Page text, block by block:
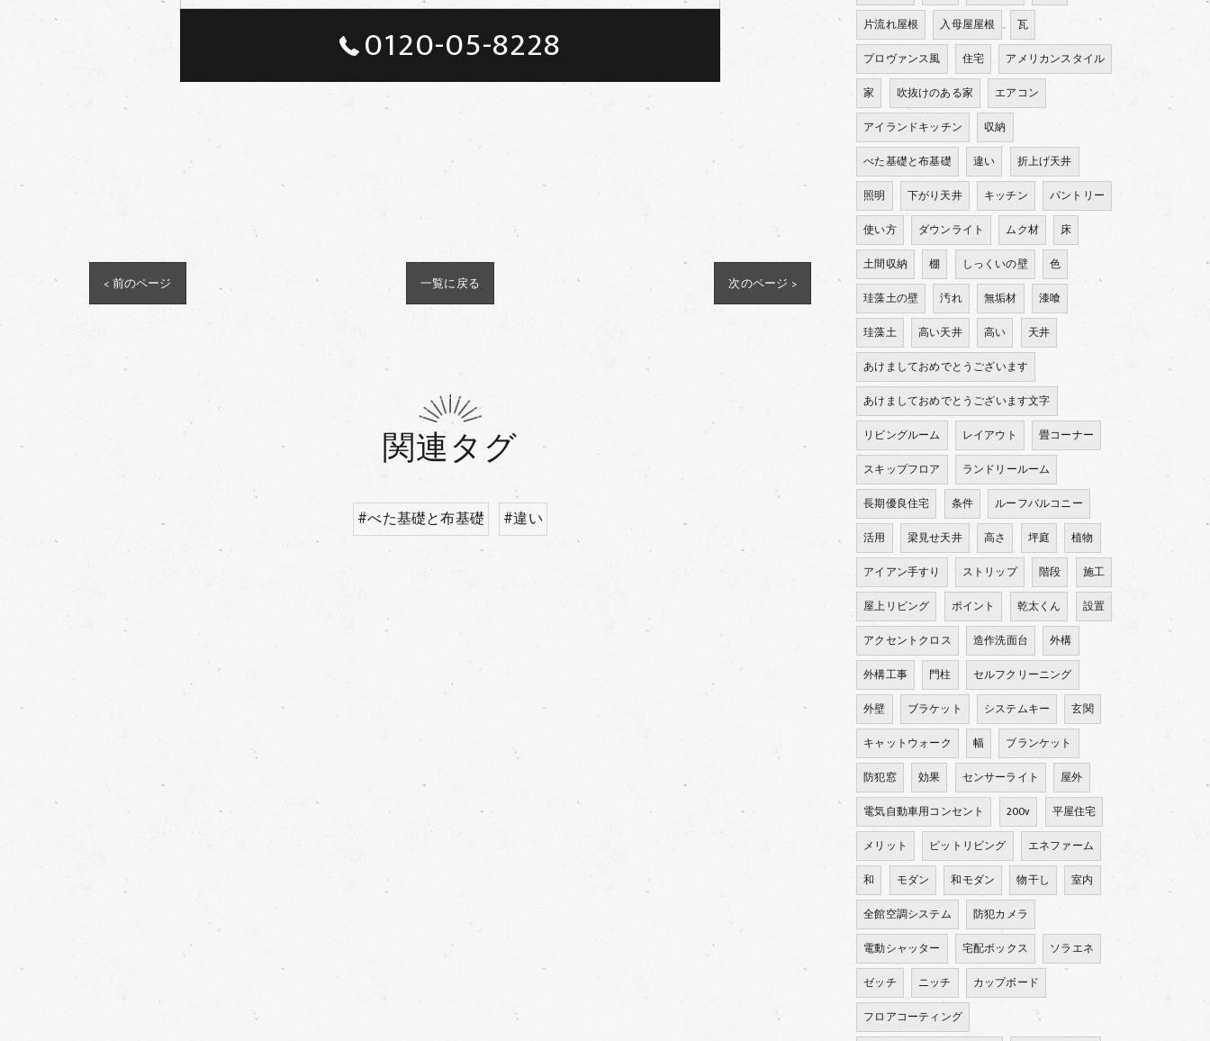
0120-05-8228
< 前のページ 一覧に戻る 次のページ >
関連タグ
#べた基礎と布基礎 #違い
片流れ屋根
入母屋屋根
瓦
プロヴァンス風
住宅
アメリカンスタイル
家
吹抜けのある家
エアコン
アイランドキッチン
収納
べた基礎と布基礎
違い
折上げ天井
照明
下がり天井 キッチン
パントリー
使い方
ダウンライト ムク材
床
土間収納
棚 しっくいの壁
色
珪藻土の壁
汚れ 無垢材
漆喰
珪藻土
高い天井 高い
天井
あけましておめでとうございます
あけましておめでとうございます文字
リビングルーム
レイアウト
畳コーナー
スキップフロア
ランドリールーム
長期優良住宅
条件
ルーフバルコニー
活用
梁見せ天井 高さ 坪庭
植物
アイアン手すり
ストリップ 階段
施工
屋上リビング
ポイント 乾太くん
設置
アクセントクロス
造作洗面台
外構
外構工事
門柱
セルフクリーニング
外壁
ブラケット システムキー
玄関
キャットウォーク
幅
ブランケット
防犯窓
効果 センサーライト
屋外
電気自動車用コンセント
200v
平屋住宅
メリット
ピットリビング
エネファーム
和
モダン 和モダン 物干し
室内
全館空調システム
防犯カメラ
電動シャッター
宅配ボックス
ソラエネ
ゼッチ
ニッチ
カップボード
フロアコーティング